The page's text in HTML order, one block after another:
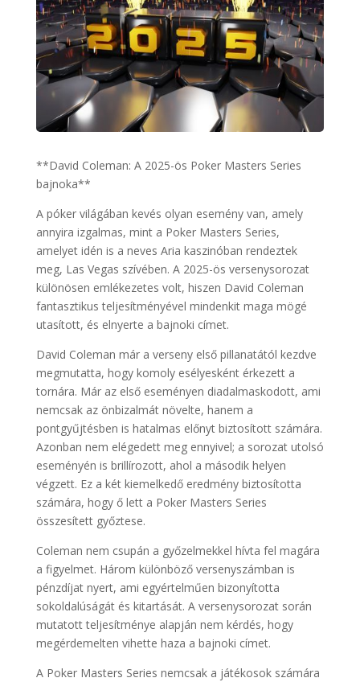
**David Coleman: A 2025-ös Poker Masters Series
bajnoka**
A póker világában kevés olyan esemény van, amely
annyira izgalmas, mint a Poker Masters Series,
amelyet idén is a neves Aria kaszinóban rendeztek
meg, Las Vegas szívében. A 2025-ös versenysorozat
különösen emlékezetes volt, hiszen David Coleman
fantasztikus teljesítményével mindenkit maga mögé
utasított, és elnyerte a bajnoki címet.
David Coleman már a verseny első pillanatától kezdve
megmutatta, hogy komoly esélyesként érkezett a
tornára. Már az első eseményen diadalmaskodott, ami
nemcsak az önbizalmát növelte, hanem a
pontgyűjtésben is hatalmas előnyt biztosított számára.
Azonban nem elégedett meg ennyivel; a sorozat utolsó
eseményén is brillírozott, ahol a második helyen
végzett. Ez a két kiemelkedő eredmény biztosította
számára, hogy ő lett a Poker Masters Series
összesített győztese.
Coleman nem csupán a győzelmekkel hívta fel magára
a figyelmet. Három különböző versenyszámban is
pénzdíjat nyert, ami egyértelműen bizonyította
sokoldalúságát és kitartását. A versenysorozat során
mutatott teljesítménye alapján nem kérdés, hogy
megérdemelten vihette haza a bajnoki címet.
A Poker Masters Series nemcsak a játékosok számára